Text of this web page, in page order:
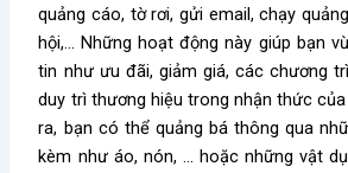
quảng cáo, tờ rơi, gửi email, chạy
hội,… Những hoạt động này giúp bạn
tin như ưu đãi, giảm giá, các chương
duy trì thương hiệu trong nhận thức
ra, bạn có thể quảng bá thông qua
kèm như áo, nón, … hoặc những vật